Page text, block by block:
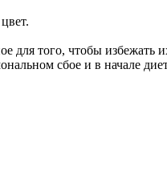
для того, чтобы избежать
сбое и в начале